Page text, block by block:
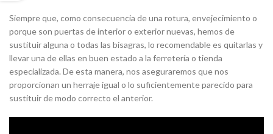
Siempre que, como consecuencia de una rotura, envejecimiento o
porque son puertas de interior o exterior nuevas, hemos de
sustituir alguna o todas las bisagras, lo recomendable es quitarlas y
llevar una de ellas en buen estado a la ferretería o tienda
especializada. De esta manera, nos aseguraremos que nos
proporcionan un herraje igual o lo suficientemente parecido para
sustituir de modo correcto el anterior.